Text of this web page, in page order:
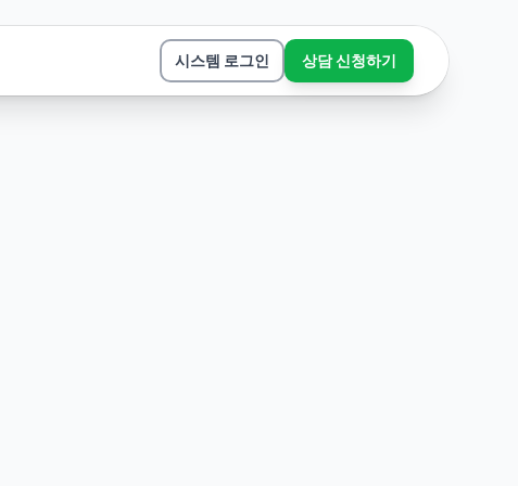
시스템 로그인 상담 신청하기